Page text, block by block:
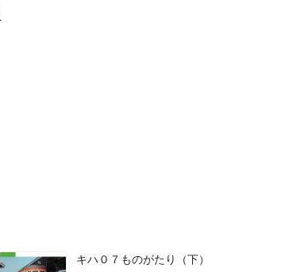
キハ０７ものがたり（下）